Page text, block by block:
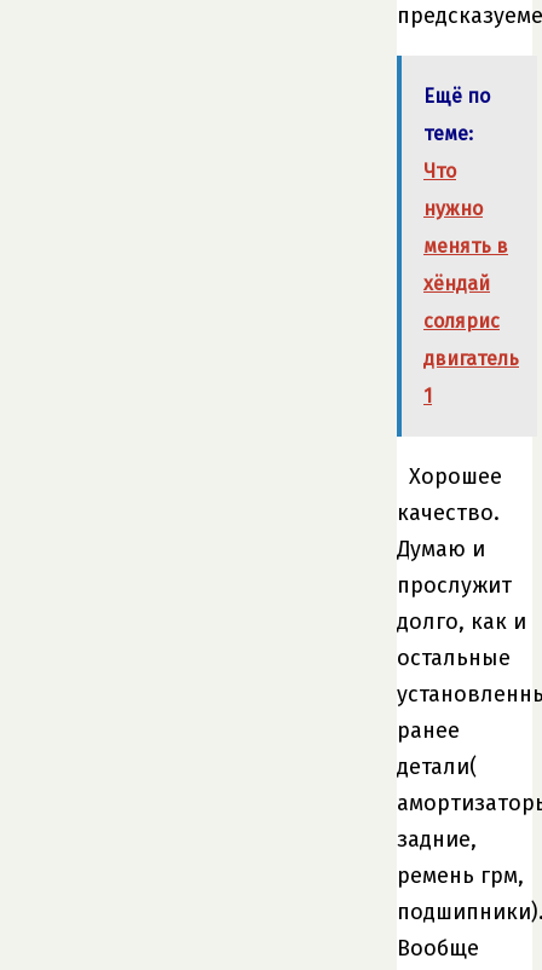
Ещё по
теме:
Что
нужно
менять в
хёндай
солярис
двигатель
1
Хорошее
качество.
Думаю и
прослужит
долго, как и
остальные
ранее
детали(
задние,
ремень грм,
Вообще